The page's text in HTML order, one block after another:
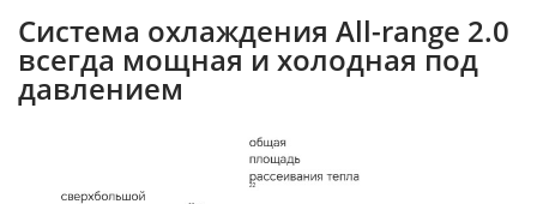
Система охлаждения All-range 2.0
всегда мощная и холодная под
давлением